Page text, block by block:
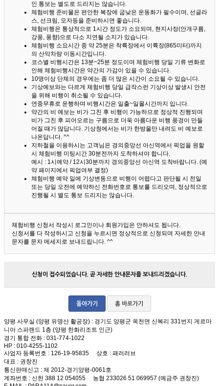
인 통보는 별도로 드리지는 않습니다.
체험비행 준비물은 편안한 복장에 굽낮은 운동화가 필수이며, 선글라
스, 선크림, 모자등을 준비하시면 좋습니다.
체험비행은 통상적으로 1시간 정도가 소요되며, 현지사정(안개구름,
강풍, 풍향)으로 다소 지연될 소지가 있습니다.
체험비행 소요시간 중 약 25분은 착륙장에서 이륙장(865미터)까지
의 산악차량 이동시간입니다.
코스별 비행시간은 13분~25분 정도이며 체험비행 당일 기류 변화로
인해 체험비행시간은 약간의 가감이 있을 수 있습니다.
10명이상 단체의 경우에는 좀 더 많은 시간이 소요될 수 있습니다.
기상예보와는 다르게 체험비행 당일 급작스런 기상이상 발생시 안전
을 위해 비행이 취소될 수 있습니다.
연중무휴로 운행하며 비행시간은 일출~일몰시간까지 입니다.
약간의 비 예보는 비가 그친 후 비행이 가능하므로 정상적 진행되며
비가 그친 후 피어오르는 구름으로 더욱 아름다운 비행 풍경이 만들
어질 때가 많답니다. 기상청에서는 비가 한방울만 내려도 비 예보로
나온답니다. ^^
지하철을 이용하시는 고객님은 경의중앙선 아신역에서 픽업을 원할
시 체험비행 미팅시간 30분전까지 도착하셔야 합니다.
예시 : 1시예약 / 12시30분까지 경의중앙선 아신역 도착바랍니다. (예
약 페이지에서 픽업여부 결정)
체험비행 예약 일에 기상변동으로 비행이 어렵다고 판단될 시 전일
또는 당일 오전에 예약하신 전화번호로 통보를 드리오며, 정상적으로
진행될 시 별도 통보 드리지는 않습니다.
체험비행 신청서 작성시 로그인이나 회원가입은 안하셔도 됩니다.
신청서를 다 작성하시고 신청을 누르시면 정상적으로 신청되며 자세한 안내
문자를 문자 메세지로 보내드립니다. ^^
신청이 접수되었습니다. 곧 자세한 안내문자를 보내드리겠습니다.
돌아가기 홈 바로가기
양평 사무실 (양평 유명산 활공장) : 경기도 양평군 옥천면 신복리 331번지 게르마
니아 스파랜드 1층 (양평 한화리조트 인근)
경기 통합 전화 : 031-774-1022
HP : 010-4255-1102
사업자 등록번호 : 126-19-95835 상호 : 패러러브
대표 : 권창진
통신판매신고 : 제 2012-경기양평-0061호
계좌번호 : 신한 388 12 054055 농협 233026 51 069957 (예금주 권창진)